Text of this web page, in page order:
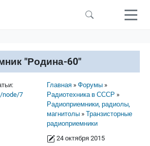
содержанию
"Родина-60"
Строка навигации
Главная
Форумы
Радиотехника в СССР
Радиоприемники, радиолы,
магнитолы
Транзисторные
радиоприемники
24 октября 2015
node/7